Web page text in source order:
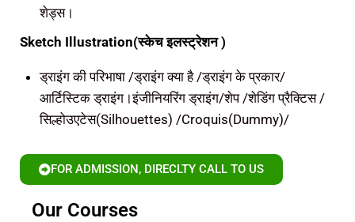
शेड्स।
Sketch Illustration(स्केच इलस्ट्रेशन )
ड्राइंग की परिभाषा /ड्राइंग क्या है /ड्राइंग के प्रकार/
आर्टिस्टिक ड्राइंग।इंजीनियरिंग ड्राइंग/शेप /शेडिंग प्रैक्टिस /
सिल्होउएटेस(Silhouettes) /Croquis(Dummy)/
FOR ADMISSION, DIRECLTY CALL TO US
Our Courses